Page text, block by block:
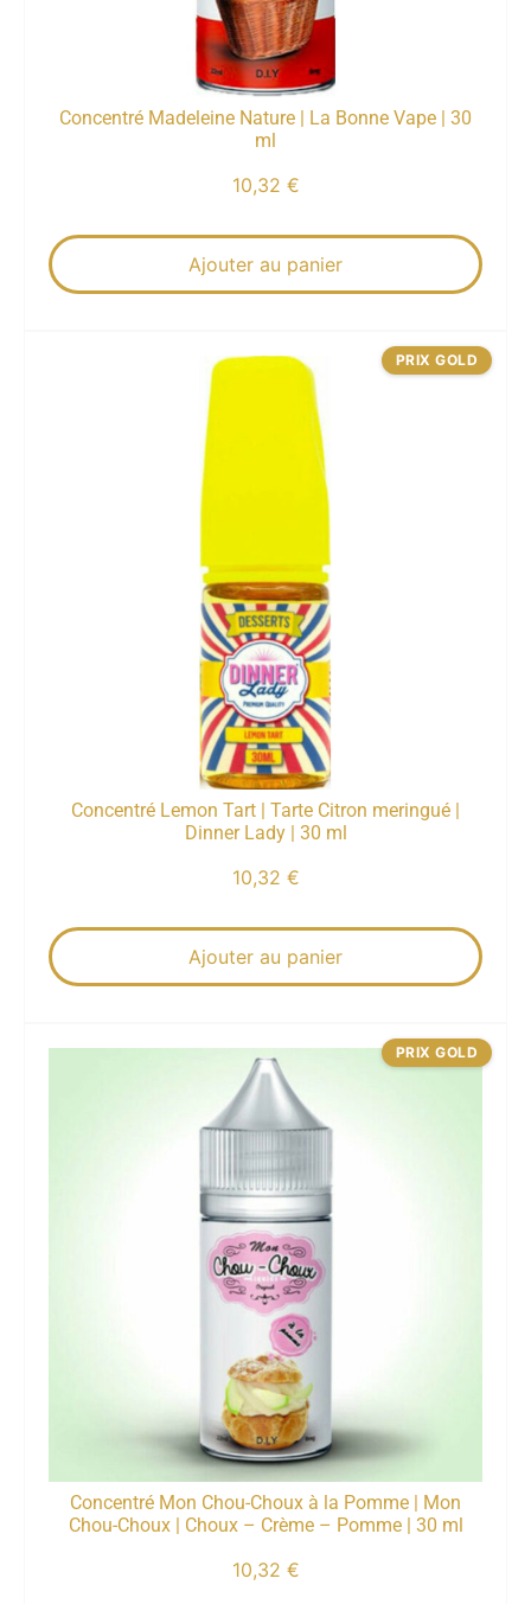
Concentré Madeleine Nature | La Bonne Vape | 30
ml
10,32 €
Ajouter au panier
Concentré Lemon Tart | Tarte Citron meringué |
Dinner Lady | 30 ml
10,32 €
Ajouter au panier
PRIX GOLD
Concentré Mon Chou-Choux à la Pomme | Mon
Chou-Choux | Choux – Crème – Pomme | 30 ml
10,32 €
PRIX GOLD